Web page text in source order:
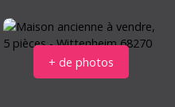
+ de photos